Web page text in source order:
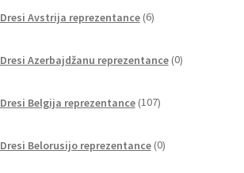
Dresi Avstrija reprezentance 6izdelkov
Dresi Azerbajdžanu reprezentance 0izdelkov
Dresi Belgija reprezentance 107izdelkov
Dresi Belorusijo reprezentance 0izdelkov